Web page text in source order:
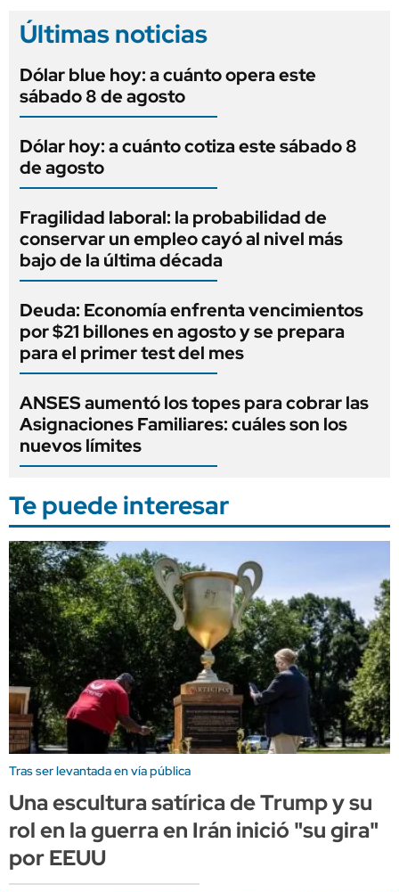
Últimas noticias
Dólar blue hoy: a cuánto opera este
sábado 8 de agosto
Dólar hoy: a cuánto cotiza este sábado 8
de agosto
Fragilidad laboral: la probabilidad de
conservar un empleo cayó al nivel más
bajo de la última década
Deuda: Economía enfrenta vencimientos
por $21 billones en agosto y se prepara
para el primer test del mes
ANSES aumentó los topes para cobrar las
Asignaciones Familiares: cuáles son los
nuevos límites
Te puede interesar
Tras ser levantada en vía pública
Una escultura satírica de Trump y su
rol en la guerra en Irán inició "su gira"
por EEUU